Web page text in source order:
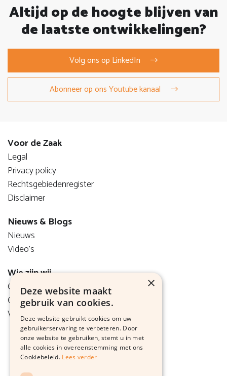
Altijd op de hoogte blijven van
de laatste ontwikkelingen?
Volg ons op LinkedIn
Abonneer op ons Youtube kanaal
Voor de Zaak
Legal
Privacy policy
Rechtsgebiedenregister
Disclaimer
Nieuws & Blogs
Nieuws
Video's
Wie zijn wij
Onze visie
Ons team
Vacatures
×
Deze website maakt
gebruik van cookies.
Deze website gebruikt cookies om uw
gebruikerservaring te verbeteren. Door
onze website te gebruiken, stemt u in met
alle cookies in overeenstemming met ons
Cookiebeleid. Lees verder